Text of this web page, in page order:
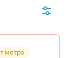
метро